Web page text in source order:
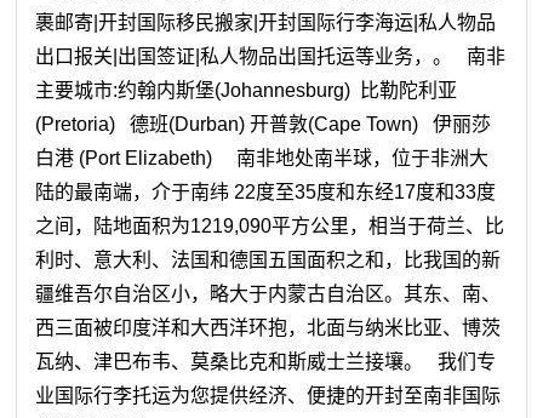
裹邮寄|开封国际移民搬家|开封国际行李海运|私人物品
出口报关|出国签证|私人物品出国托运等业务，。 南非
主要城市:约翰内斯堡(Johannesburg) 比勒陀利亚
(Pretoria) 德班(Durban) 开普敦(Cape Town) 伊丽莎
白港 (Port Elizabeth) 南非地处南半球，位于非洲大
陆的最南端，介于南纬 22度至35度和东经17度和33度
之间，陆地面积为1219,090平方公里，相当于荷兰、比
利时、意大利、法国和德国五国面积之和，比我国的新
疆维吾尔自治区小，略大于内蒙古自治区。其东、南、
西三面被印度洋和大西洋环抱，北面与纳米比亚、博茨
瓦纳、津巴布韦、莫桑比克和斯威士兰接壤。 我们专
业国际行李托运为您提供经济、便捷的开封至南非国际